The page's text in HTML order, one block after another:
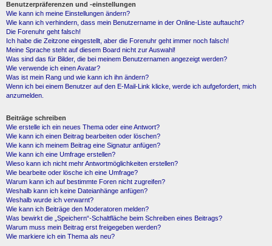
Benutzerpräferenzen und -einstellungen
Wie kann ich meine Einstellungen ändern?
Wie kann ich verhindern, dass mein Benutzername in der Online-Liste auftaucht?
Die Forenuhr geht falsch!
Ich habe die Zeitzone eingestellt, aber die Forenuhr geht immer noch falsch!
Meine Sprache steht auf diesem Board nicht zur Auswahl!
Was sind das für Bilder, die bei meinem Benutzernamen angezeigt werden?
Wie verwende ich einen Avatar?
Was ist mein Rang und wie kann ich ihn ändern?
Wenn ich bei einem Benutzer auf den E-Mail-Link klicke, werde ich aufgefordert, mich
anzumelden.
Beiträge schreiben
Wie erstelle ich ein neues Thema oder eine Antwort?
Wie kann ich einen Beitrag bearbeiten oder löschen?
Wie kann ich meinem Beitrag eine Signatur anfügen?
Wie kann ich eine Umfrage erstellen?
Wieso kann ich nicht mehr Antwortmöglichkeiten erstellen?
Wie bearbeite oder lösche ich eine Umfrage?
Warum kann ich auf bestimmte Foren nicht zugreifen?
Weshalb kann ich keine Dateianhänge anfügen?
Weshalb wurde ich verwarnt?
Wie kann ich Beiträge den Moderatoren melden?
Was bewirkt die „Speichern“-Schaltfläche beim Schreiben eines Beitrags?
Warum muss mein Beitrag erst freigegeben werden?
Wie markiere ich ein Thema als neu?